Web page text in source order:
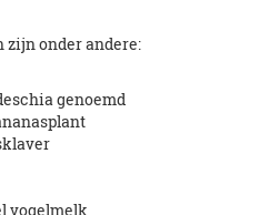
zijn onder andere:
genoemd
vogelmelk